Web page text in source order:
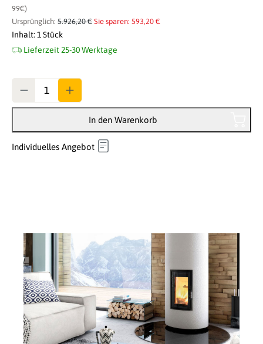
99€)
Ursprünglich: 5.926,20 € Sie sparen: 593,20 €
Inhalt: 1 Stück
Lieferzeit 25-30 Werktage
In den Warenkorb
Individuelles Angebot